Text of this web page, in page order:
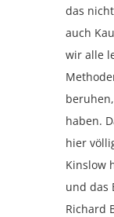
das
auch
wir alle
haben.
hier
Kinslow
und das
Richard